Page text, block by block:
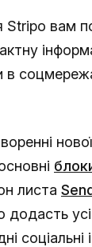
Stripo вам
в
нової
листа
усі
соціальні